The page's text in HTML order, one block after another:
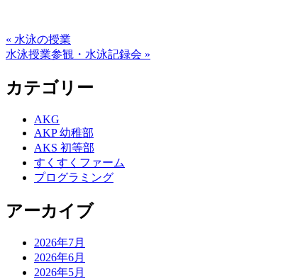
« 水泳の授業
水泳授業参観・水泳記録会 »
カテゴリー
AKG
AKP 幼稚部
AKS 初等部
すくすくファーム
プログラミング
アーカイブ
2026年7月
2026年6月
2026年5月